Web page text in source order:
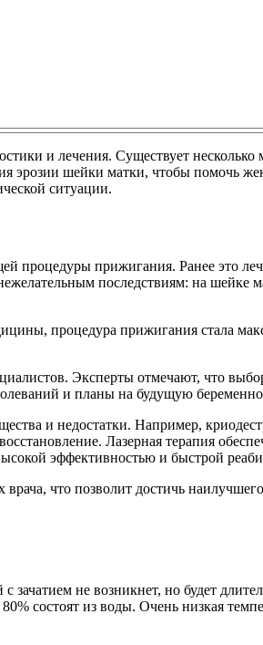
и лечения. Существует
эрозии шейки матки, чтобы помочь
ситуации.
процедуры прижигания. Ранее это
последствиям: на шейке
процедура прижигания стала
Эксперты отмечают, что
и планы на будущую
и недостатки. Например,
Лазерная терапия
эффективностью и быстрой
что позволит достичь
не возникнет, но будет
состоят из воды. Очень низкая